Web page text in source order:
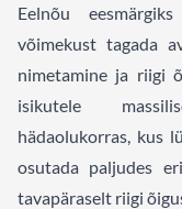
Eelnõu
võimekust tagada
nimetamine ja riigi
isikutele
hädaolukorras, kus
osutada paljudes
tavapäraselt riigi